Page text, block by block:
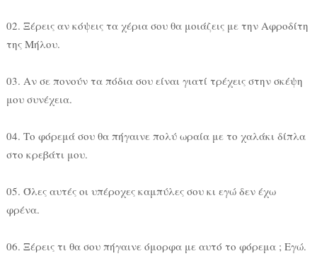
02. Ξέρεις αν κόψεις τα χέρια σου θα μοιάζεις με την Αφροδίτη
της Μήλου.
03. Αν σε πονούν τα πόδια σου είναι γιατί τρέχεις στην σκέψη
μου συνέχεια.
04. Το φόρεμά σου θα πήγαινε πολύ ωραία με το χαλάκι δίπλα
στο κρεβάτι μου.
05. Όλες αυτές οι υπέροχες καμπύλες σου κι εγώ δεν έχω
φρένα.
06. Ξέρεις τι θα σου πήγαινε όμορφα με αυτό το φόρεμα ; Εγώ.